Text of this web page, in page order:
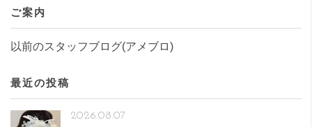
ご案内
以前のスタッフブログ(アメブロ)
最近の投稿
2026.08.07